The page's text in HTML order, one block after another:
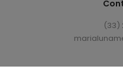
(33)